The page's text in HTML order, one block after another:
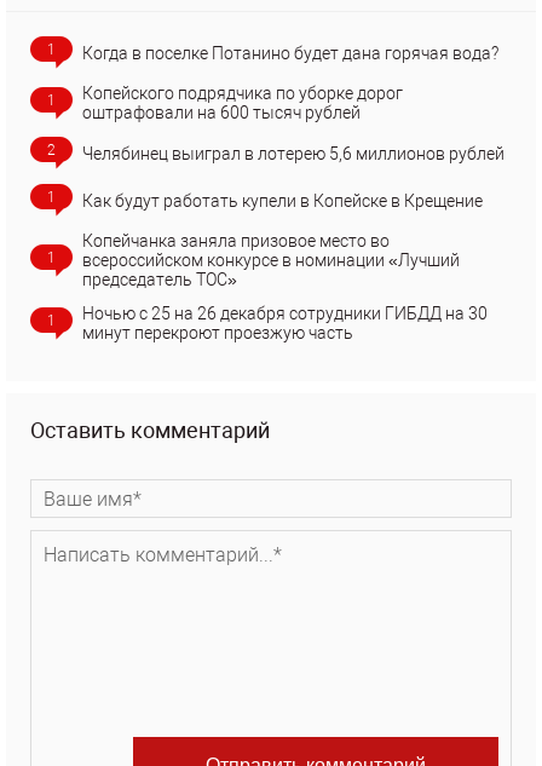
1 Когда в поселке Потанино будет дана горячая вода?
1
Копейского подрядчика по уборке дорог
оштрафовали на 600 тысяч рублей
2 Челябинец выиграл в лотерею 5,6 миллионов рублей
1 Как будут работать купели в Копейске в Крещение
1
Копейчанка заняла призовое место во
всероссийском конкурсе в номинации «Лучший
председатель ТОС»
1
Ночью с 25 на 26 декабря сотрудники ГИБДД на 30
минут перекроют проезжую часть
Оставить комментарий